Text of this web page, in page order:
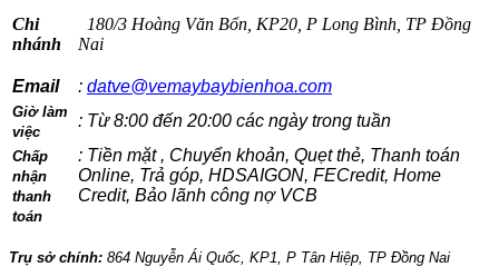
Chi
nhánh
180/3 Hoàng Văn Bổn, KP20, P Long Bình, TP Đồng
Nai
Email : datve@vemaybaybienhoa.com
Giờ làm
việc
: Từ 8:00 đến 20:00 các ngày trong tuần
Chấp
nhận
thanh
toán
: Tiền mặt , Chuyển khoản, Quẹt thẻ, Thanh toán
Online, Trả góp, HDSAIGON, FECredit, Home
Credit, Bảo lãnh công nợ VCB
Trụ sở chính: 864 Nguyễn Ái Quốc, KP1, P Tân Hiệp, TP Đồng Nai